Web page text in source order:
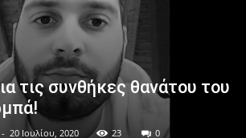
τις συνθήκες θανάτου του
- 20 Ιουλίου, 2020 23 0